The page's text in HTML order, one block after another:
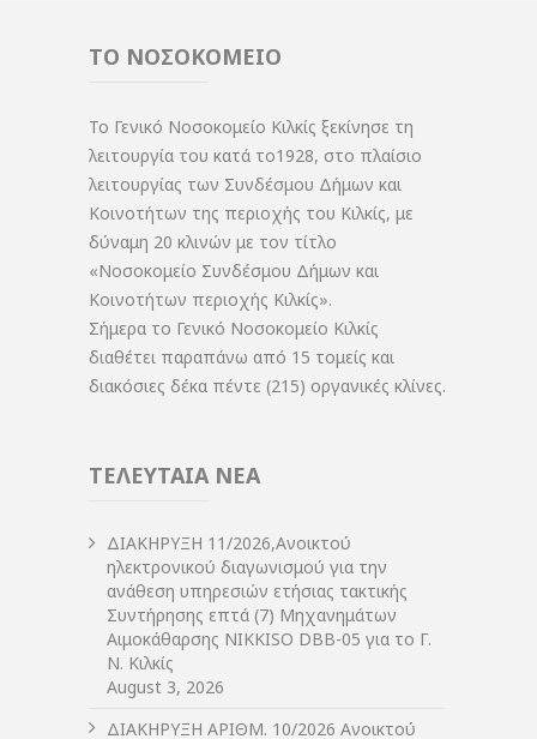
ΤΟ ΝΟΣΟΚΟΜΕΙΟ
Το Γενικό Νοσοκομείο Κιλκίς ξεκίνησε τη
λειτουργία του κατά το1928, στο πλαίσιο
λειτουργίας των Συνδέσμου Δήμων και
Κοινοτήτων της περιοχής του Κιλκίς, με
δύναμη 20 κλινών με τον τίτλο
«Νοσοκομείο Συνδέσμου Δήμων και
Κοινοτήτων περιοχής Κιλκίς».
Σήμερα το Γενικό Νοσοκομείο Κιλκίς
διαθέτει παραπάνω από 15 τομείς και
διακόσιες δέκα πέντε (215) οργανικές κλίνες.
ΤΕΛΕΥΤΑΙΑ ΝΕΑ
ΔIΑΚΗΡΥΞΗ 11/2026,Ανοικτού
ηλεκτρονικού διαγωνισμού για την
ανάθεση υπηρεσιών ετήσιας τακτικής
Συντήρησης επτά (7) Μηχανημάτων
Αιμοκάθαρσης NIKKISO DBB-05 για το Γ.
Ν. Κιλκίς
August 3, 2026
ΔIΑΚΗΡΥΞΗ ΑΡIΘΜ. 10/2026 Ανοικτού